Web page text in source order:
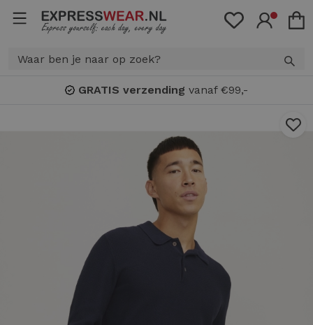
GRATIS verzending vanaf €99,-